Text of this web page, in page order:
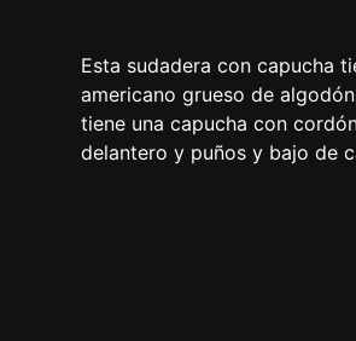
Esta sudadera con capucha
americano grueso de
tiene una capucha con
delantero y puños y bajo de